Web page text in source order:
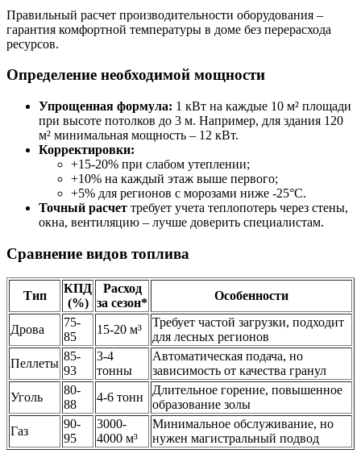
Правильный расчет производительности оборудования –
гарантия комфортной температуры в доме без перерасхода
ресурсов.
Определение необходимой мощности
Упрощенная формула: 1 кВт на каждые 10 м² площади
при высоте потолков до 3 м. Например, для здания 120
м² минимальная мощность – 12 кВт.
Корректировки:
+15-20% при слабом утеплении;
+10% на каждый этаж выше первого;
+5% для регионов с морозами ниже -25°C.
Точный расчет требует учета теплопотерь через стены,
окна, вентиляцию – лучше доверить специалистам.
Сравнение видов топлива
Тип
КПД
(%)
Расход
за сезон*
Особенности
Дрова
75-
85
15-20 м³
Требует частой загрузки, подходит
для лесных регионов
Пеллеты
85-
93
3-4
тонны
Автоматическая подача, но
зависимость от качества гранул
Уголь
80-
88
4-6 тонн
Длительное горение, повышенное
образование золы
Газ
90-
95
3000-
4000 м³
Минимальное обслуживание, но
нужен магистральный подвод